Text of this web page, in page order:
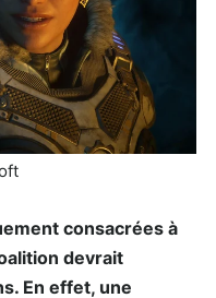
consacrées à
devrait
En effet, une